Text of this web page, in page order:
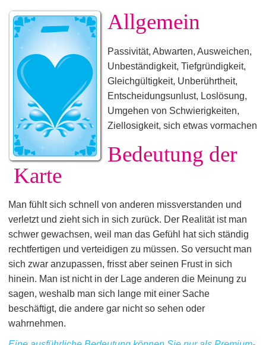
Allgemein
Passivität, Abwarten, Ausweichen,
Unbeständigkeit, Tiefgründigkeit,
Gleichgültigkeit, Unberührtheit,
Entscheidungsunlust, Loslösung,
Umgehen von Schwierigkeiten,
Ziellosigkeit, sich etwas vormachen
Bedeutung der
Karte
Man fühlt sich schnell von anderen missverstanden und
verletzt und zieht sich in sich zurück. Der Realität ist man
schwer gewachsen, weil man das Gefühl hat sich ständig
rechtfertigen und verteidigen zu müssen. So versucht man
sich zwar anzupassen, frisst aber seinen Frust in sich
hinein. Man ist nicht in der Lage anderen die Meinung zu
sagen, weshalb man sich lange mit einer Sache
beschäftigt, die andere gar nicht so sehen oder
wahrnehmen.